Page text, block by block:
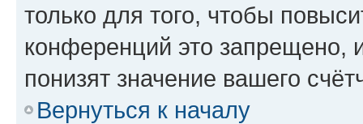
только для того, чтобы
конференций это запрещено,
понизят значение вашего
Вернуться к началу